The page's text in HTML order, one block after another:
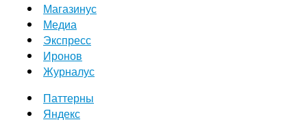
Магазинус
Медиа
Экспресс
Иронов
Журналус
Паттерны
Яндекс